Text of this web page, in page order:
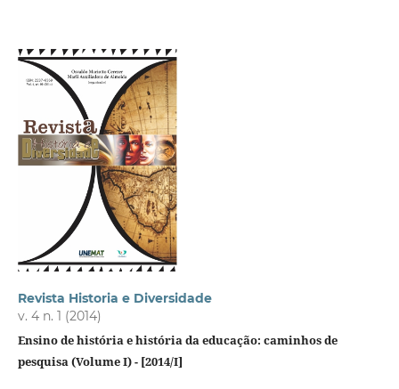
Revista Historia e Diversidade
v. 4 n. 1 (2014)
Ensinodehistória e história da educação: caminhos de
pesquisa (Volume I) - [2014/I]